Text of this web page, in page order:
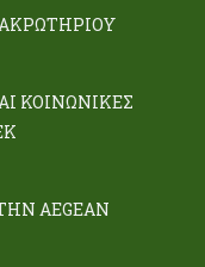
ΚΟΙΝΩΝΙΚΕΣ
AEGEAN